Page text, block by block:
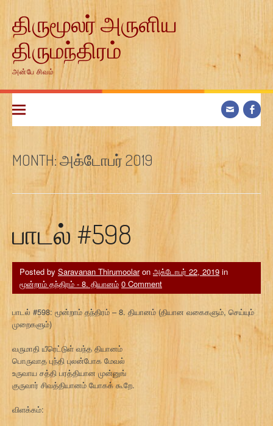
contentதிருமூலர் அருளிய
திருமந்திரம்
அன்பே சிவம்
MONTH:அக்டோபர் 2019
பாடல் #598
Posted by Saravanan Thirumoolaron அக்டோபர் 22, 2019 in
மூன்றாம் தந்திரம் - 8. தியானம் 0 Comment
பாடல் #598: மூன்றாம் தந்திரம் – 8. தியானம் (தியான வகைகளும், செய்யும்
முறைகளும்)
வருமாதி யீரெட்டுள் வந்த தியானம்
பொருவாத புந்தி புலன்போக மேவல்
உருவாய சத்தி பரத்தியான முன்னுங்
குருவார் சிவத்தியானம் யோகக் கூறே.
விளக்கம்: